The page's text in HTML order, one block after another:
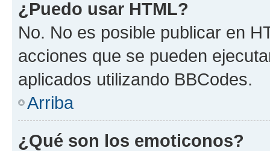
¿Puedo usar HTML?
No. No es posible publicar en
acciones que se pueden
aplicados utilizando BBCodes.
Arriba
¿Qué son los emoticonos?